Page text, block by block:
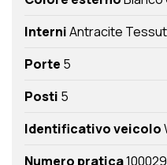
InterniAntracite
Porte 5
Posti 5
Identificativo veicolo
Numero pratica